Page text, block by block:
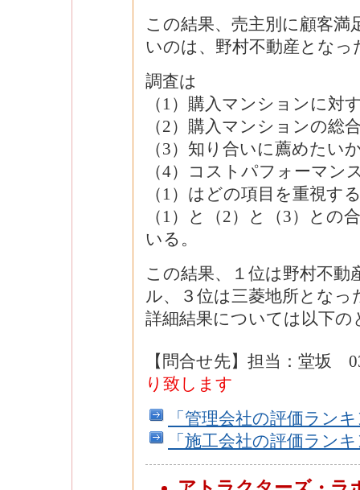
この結果、売主別に顧客
いのは、野村不動産となっ
調査は
（1）購入マンションに対
（2）購入マンションの総
（3）知り合いに薦めたい
（4）コストパフォーマン
（1）はどの項目を重視す
（1）と（2）と（3）との
いる。
この結果、１位は野村不
ル、３位は三菱地所となっ
詳細結果については以下の
【問合せ先】担当：堂坂
り致します
「管理会社の評価ラン
「施工会社の評価ラン